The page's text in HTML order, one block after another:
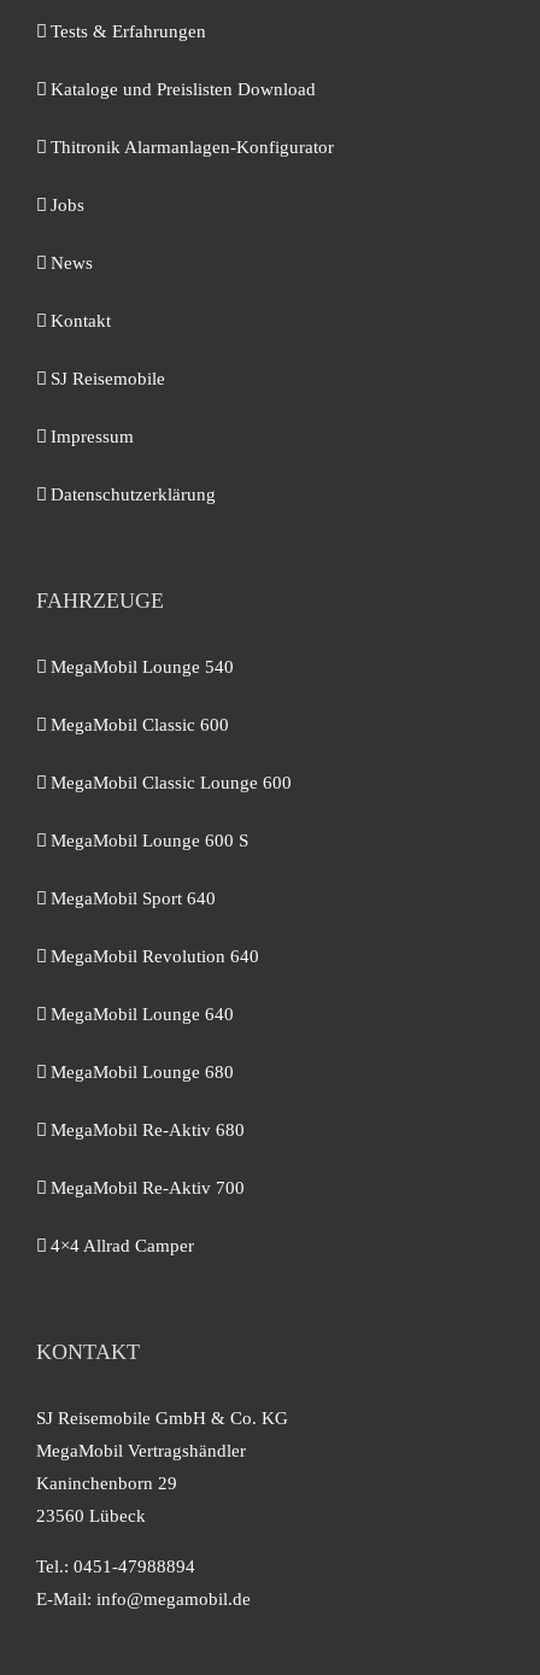
Tests & Erfahrungen
Kataloge und Preislisten Download
Thitronik Alarmanlagen-Konfigurator
Jobs
News
Kontakt
SJ Reisemobile
Impressum
Datenschutzerklärung
FAHRZEUGE
MegaMobil Lounge 540
MegaMobil Classic 600
MegaMobil Classic Lounge 600
MegaMobil Lounge 600 S
MegaMobil Sport 640
MegaMobil Revolution 640
MegaMobil Lounge 640
MegaMobil Lounge 680
MegaMobil Re-Aktiv 680
MegaMobil Re-Aktiv 700
4×4 Allrad Camper
KONTAKT
SJ Reisemobile GmbH & Co. KG
MegaMobil Vertragshändler
Kaninchenborn 29
23560 Lübeck
Tel.: 0451-47988894
E-Mail: info@megamobil.de